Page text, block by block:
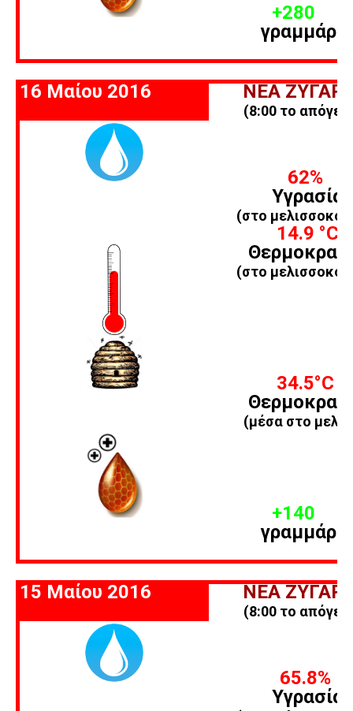
+280
γραμμάρια
16 Μαίου 2016 ΝΕΑ
(8:00 το
62%
Υγρασία
(στο
14.9 °C
(στο
34.5°C
(μέσα στο
+140
γραμμάρια
15 Μαίου 2016 ΝΕΑ
(8:00 το
65.8%
Υγρασία